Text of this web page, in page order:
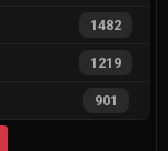
1482
1219
901